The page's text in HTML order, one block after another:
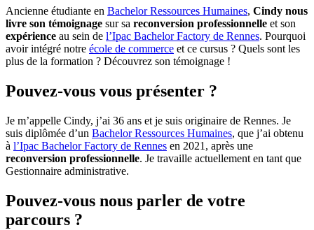
Ancienne étudiante en Bachelor Ressources Humaines, Cindy nous
livre son témoignage sur sa reconversion professionnelle et son
expérience au sein de l’Ipac Bachelor Factory de Rennes. Pourquoi
avoir intégré notre école de commerce et ce cursus ? Quels sont les
plus de la formation ? Découvrez son témoignage !
Pouvez-vous vous présenter ?
Je m’appelle Cindy, j’ai 36 ans et je suis originaire de Rennes. Je
suis diplômée d’un Bachelor Ressources Humaines, que j’ai obtenu
à l’Ipac Bachelor Factory de Rennes en 2021, après une
reconversion professionnelle. Je travaille actuellement en tant que
Gestionnaire administrative.
Pouvez-vous nous parler de votre
parcours ?